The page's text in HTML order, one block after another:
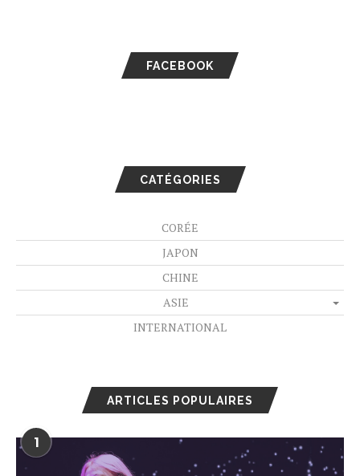
FACEBOOK
CATÉGORIES
CORÉE
JAPON
CHINE
ASIE
INTERNATIONAL
ARTICLES POPULAIRES
1